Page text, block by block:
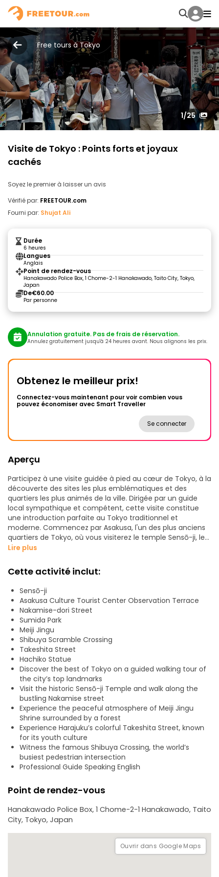
Free tours à Tokyo
1/25
Visite de Tokyo : Points forts et joyaux
cachés
Soyez le premier à laisser un avis
Vérifié par: FREETOUR.com
Fourni par: Shujat Ali
Durée
6 heures
Langues
Anglais
Point de rendez-vous
Hanakawado Police Box, 1 Chome-2-1 Hanakawado, Taito City, Tokyo,
Japan
De€60.00
Par personne
Annulation gratuite. Pas de frais de réservation.
Annulez gratuitement jusqu'à 24 heures avant. Nous alignons les prix.
Obtenez le meilleur prix!
Connectez-vous maintenant pour voir combien vous
pouvez économiser avec Smart Traveller
Se connecter
Aperçu
Participez à une visite guidée à pied au cœur de Tokyo, à la
découverte des sites les plus emblématiques et des
quartiers les plus animés de la ville. Dirigée par un guide
local sympathique et compétent, cette visite constitue
une introduction parfaite au Tokyo traditionnel et
moderne. Commencez par Asakusa, l'un des plus anciens
quartiers de Tokyo, où vous visiterez le temple Sensō-ji, le
plus célèbre temple bouddhiste de la ville. Promenez-vous
regorge d'en-cas locaux et de souvenirs traditionnels.
Continuez jusqu'au sanctuaire Meiji Jingu, entouré d'une
forêt paisible au centre de la ville, et découvrez les
profondes traditions spirituelles du Japon. De là, entrez
dans le monde coloré de la rue Takeshita de Harajuku,
connue pour son énergie juvénile et sa culture pop unique.
Terminez votre voyage à Shibuya, où vous découvrirez le
célèbre Shibuya Crossing - le carrefour piétonnier le plus
fréquenté de la planète - entouré de néons et du pouls de
la Tokyo moderne.
Cette visite à pied est le moyen idéal de découvrir la
culture, l'histoire et la vie quotidienne de Tokyo en une
seule journée inoubliable.
Lire plus
Cette activité inclut:
Sensō-ji
Asakusa Culture Tourist Center Observation Terrace
Nakamise-dori Street
Sumida Park
Meiji Jingu
Shibuya Scramble Crossing
Takeshita Street
Hachiko Statue
Discover the best of Tokyo on a guided walking tour of
the city’s top landmarks
Visit the historic Sensō-ji Temple and walk along the
bustling Nakamise street
Experience the peaceful atmosphere of Meiji Jingu
Shrine surrounded by a forest
Experience Harajuku’s colorful Takeshita Street, known
for its youth culture
Witness the famous Shibuya Crossing, the world’s
busiest pedestrian intersection
Professional Guide Speaking English
Point de rendez-vous
Hanakawado Police Box, 1 Chome-2-1 Hanakawado, Taito
City, Tokyo, Japan
Ouvrir dans Google Maps